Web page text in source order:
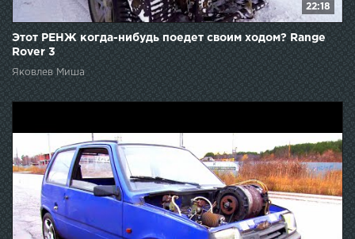
22:18
Этот РЕНЖ когда-нибудь поедет своим ходом? Range
Rover 3
Яковлев Миша